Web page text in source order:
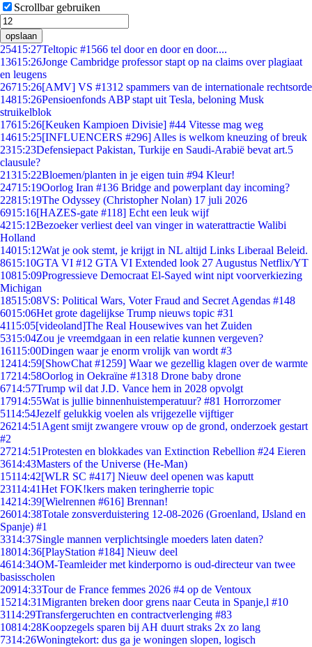
Scrollbar gebruiken
opslaan
25415:27Teltopic #1566 tel door en door en door....
13615:26Jonge Cambridge professor stapt op na claims over plagiaat
en leugens
26715:26[AMV] VS #1312 spammers van de internationale rechtsorde
14815:26Pensioenfonds ABP stapt uit Tesla, beloning Musk
struikelblok
17615:26[Keuken Kampioen Divisie] #44 Vitesse mag weg
14615:25[INFLUENCERS #296] Alles is welkom kneuzing of breuk
2315:23Defensiepact Pakistan, Turkije en Saudi-Arabië bevat art.5
clausule?
21315:22Bloemen/planten in je eigen tuin #94 Kleur!
24715:19Oorlog Iran #136 Bridge and powerplant day incoming?
22815:19The Odyssey (Christopher Nolan) 17 juli 2026
6915:16[HAZES-gate #118] Echt een leuk wijf
4215:12Bezoeker verliest deel van vinger in waterattractie Walibi
Holland
14015:12Wat je ook stemt, je krijgt in NL altijd Links Liberaal Beleid.
8615:10GTA VI #12 GTA VI Extended look 27 Augustus Netflix/YT
10815:09Progressieve Democraat El-Sayed wint nipt voorverkiezing
Michigan
18515:08VS: Political Wars, Voter Fraud and Secret Agendas #148
6015:06Het grote dagelijkse Trump nieuws topic #31
4115:05[videoland]The Real Housewives van het Zuiden
5315:04Zou je vreemdgaan in een relatie kunnen vergeven?
16115:00Dingen waar je enorm vrolijk van wordt #3
12414:59[ShowChat #1259] Waar we gezellig klagen over de warmte
17214:58Oorlog in Oekraïne #1318 Drone baby drone
6714:57Trump wil dat J.D. Vance hem in 2028 opvolgt
17914:55Wat is jullie binnenhuistemperatuur? #81 Horrorzomer
5114:54Jezelf gelukkig voelen als vrijgezelle vijftiger
26214:51 Agent smijt zwangere vrouw op de grond, onderzoek gestart
#2
27214:51Protesten en blokkades van Extinction Rebellion #24 Eieren
3614:43Masters of the Universe (He-Man)
15114:42[WLR SC #417] Nieuw deel openen was kaputt
23114:41Het FOK!kers maken teringherrie topic
14214:39[Wielrennen #616] Brennan!
26014:38Totale zonsverduistering 12-08-2026 (Groenland, IJsland en
Spanje) #1
3314:37Single mannen verplichtsingle moeders laten daten?
18014:36[PlayStation #184] Nieuw deel
4614:34OM-Teamleider met kinderporno is oud-directeur van twee
basisscholen
20914:33Tour de France femmes 2026 #4 op de Ventoux
15214:31Migranten breken door grens naar Ceuta in Spanje,l #10
3114:29Transfergeruchten en contractverlenging #83
10814:28Koopzegels sparen bij AH duurt straks 2x zo lang
7314:26Woningtekort: dus ga je woningen slopen, logisch